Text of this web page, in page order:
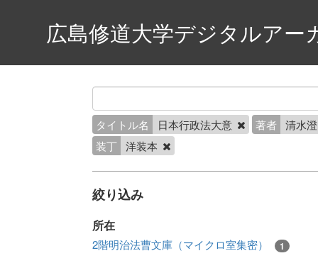
広島修道大学デジタルアー
タイトル名 日本行政法大意 著者
清水
装丁 洋装本
絞り込み
所在
2階明治法曹文庫（マイクロ室集密） 1